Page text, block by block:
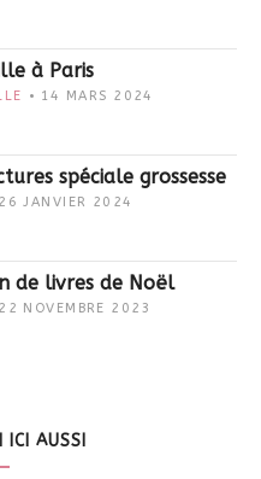
à Paris
14 MARS 2024
spéciale grossesse
26 JANVIER 2024
de livres de Noël
22 NOVEMBRE 2023
AUSSI